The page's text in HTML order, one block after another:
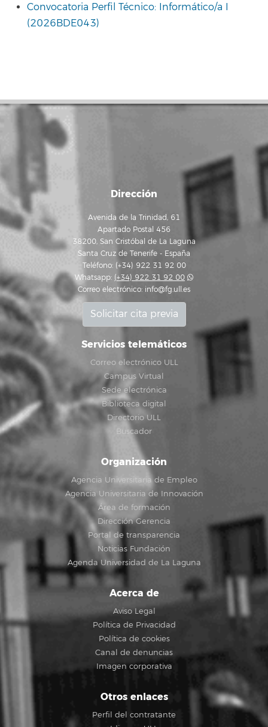
Convocatoria Perfil Técnico: Informático/a I
(2026BDE043)
Dirección
Avenida de la Trinidad, 61
Apartado Postal 456
38200, San Cristóbal de La Laguna
Santa Cruz de Tenerife - España
Teléfono: (+34) 922 31 92 00
Whatsapp: (+34) 922 31 92 00
Correo electrónico: info@fg.ull.es
Solicitar cita previa
Servicios telemáticos
Correo electrónico ULL
Campus Virtual
Sede electrónica
Biblioteca digital
Directorio ULL
Buscador
Organización
Agencia Universitaria de Empleo
Agencia Universitaria de Innovación
Área de formación
Dirección Gerencia
Portal de transparencia
Noticias Fundación
Agenda Universidad de La Laguna
Acerca de
Aviso Legal
Política de Privacidad
Política de cookies
Canal de denuncias
Imagen corporativa
Otros enlaces
Perfil del contratante